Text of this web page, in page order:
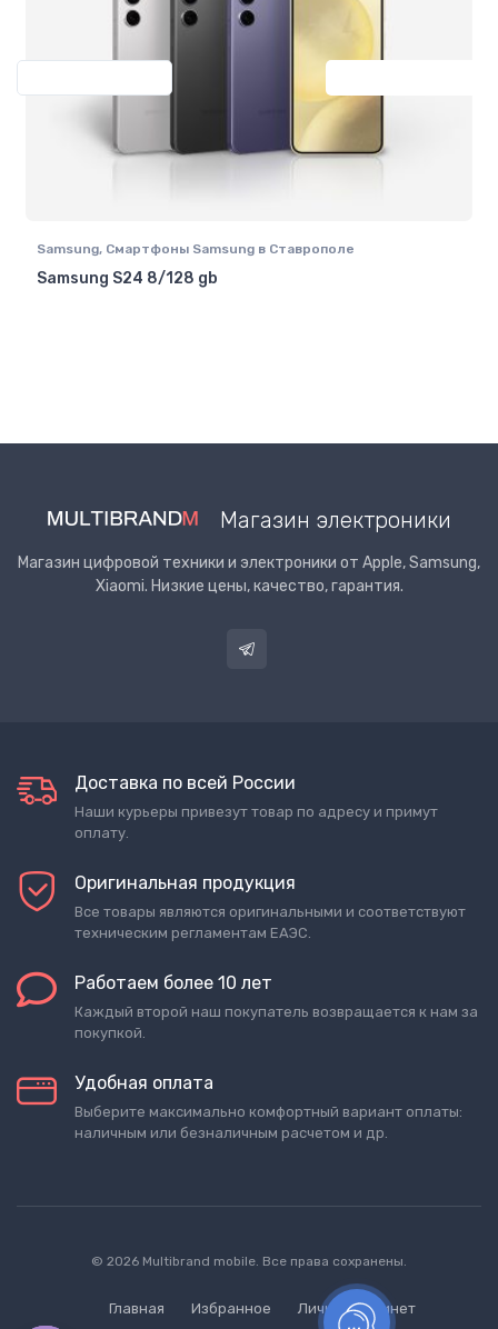
Samsung, Смартфоны Samsung в Ставрополе
Samsung S24 8/128 gb
Магазин электроники
Магазин цифровой техники и электроники от Apple, Samsung,
Xiaomi. Низкие цены, качество, гарантия.
Доставка по всей России
Наши курьеры привезут товар по адресу и примут
оплату.
Оригинальная продукция
Все товары являются оригинальными и соответствуют
техническим регламентам ЕАЭС.
Работаем более 10 лет
Каждый второй наш покупатель возвращается к нам за
покупкой.
Удобная оплата
Выберите максимально комфортный вариант оплаты:
наличным или безналичным расчетом и др.
© 2026 Multibrand mobile. Все права сохранены.
Главная Избранное
Личный кабинет